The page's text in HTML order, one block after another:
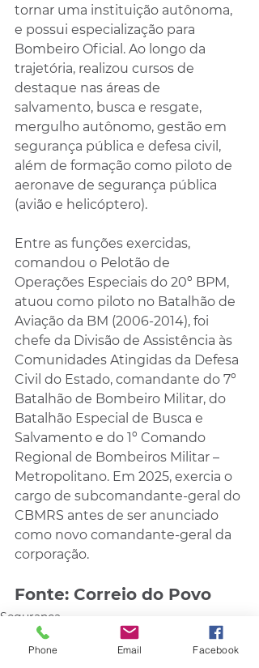
tornar uma instituição autônoma,
e possui especialização para
Bombeiro Oficial. Ao longo da
trajetória, realizou cursos de
destaque nas áreas de
salvamento, busca e resgate,
mergulho autônomo, gestão em
segurança pública e defesa civil,
além de formação como piloto de
aeronave de segurança pública
(avião e helicóptero).
Entre as funções exercidas,
comandou o Pelotão de
Operações Especiais do 20º BPM,
atuou como piloto no Batalhão de
Aviação da BM (2006-2014), foi
chefe da Divisão de Assistência às
Comunidades Atingidas da Defesa
Civil do Estado, comandante do 7º
Batalhão de Bombeiro Militar, do
Batalhão Especial de Busca e
Salvamento e do 1º Comando
Regional de Bombeiros Militar –
Metropolitano. Em 2025, exercia o
cargo de subcomandante-geral do
CBMRS antes de ser anunciado
como novo comandante-geral da
corporação.
Fonte: Correio do Povo
Segurança
Política
Phone Email Facebook